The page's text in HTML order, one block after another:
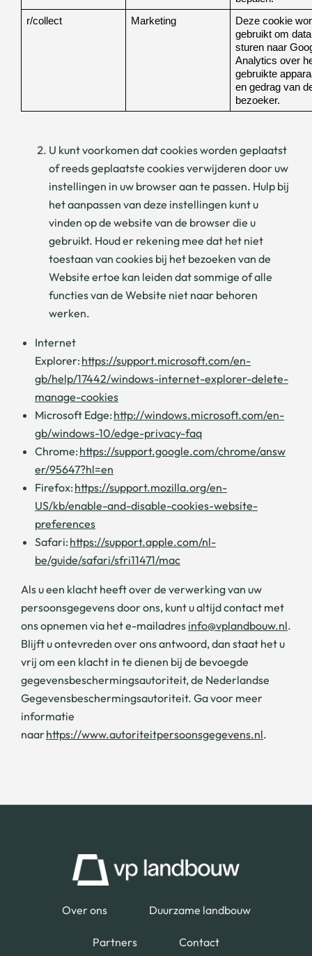
r/collect
Marketing
Deze cookie
gebruikt om
sturen naar
Analytics over
gebruikte
en gedrag van
bezoeker.
U kunt voorkomen dat cookies worden geplaatst
of reeds geplaatste cookies verwijderen door uw
instellingen in uw browser aan te passen. Hulp bij
het aanpassen van deze instellingen kunt u
vinden op de website van de browser die u
gebruikt. Houd er rekening mee dat het niet
toestaan van cookies bij het bezoeken van de
Website ertoe kan leiden dat sommige of alle
functies van de Website niet naar behoren
werken.
Internet
Explorer: https://support.microsoft.com/en-
gb/help/17442/windows-internet-explorer-delete-
manage-cookies
Microsoft Edge: http://windows.microsoft.com/en-
gb/windows-10/edge-privacy-faq
Chrome: https://support.google.com/chrome/answ
er/95647?hl=en
Firefox: https://support.mozilla.org/en-
US/kb/enable-and-disable-cookies-website-
preferences
Safari: https://support.apple.com/nl-
be/guide/safari/sfri11471/mac
Als u een klacht heeft over de verwerking van uw
persoonsgegevens door ons, kunt u altijd contact met
ons opnemen via het e-mailadres info@vplandbouw.nl.
Blijft u ontevreden over ons antwoord, dan staat het u
vrij om een klacht in te dienen bij de bevoegde
gegevensbeschermingsautoriteit, de Nederlandse
Gegevensbeschermingsautoriteit. Ga voor meer
informatie
naarhttps://www.autoriteitpersoonsgegevens.nl.
Over ons Duurzame landbouw
Partners Contact